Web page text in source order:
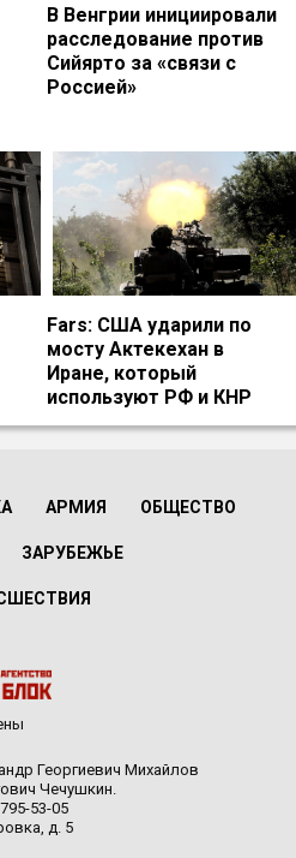
В Венгрии инициировали
расследование против
Сийярто за «связи с
Россией»
Fars: США ударили по
мосту Актекехан в
Иране, который
используют РФ и КНР
АРМИЯ ОБЩЕСТВО
ЗАРУБЕЖЬЕ
Георгиевич Михайлов
Чечушкин.
53-05
д. 5